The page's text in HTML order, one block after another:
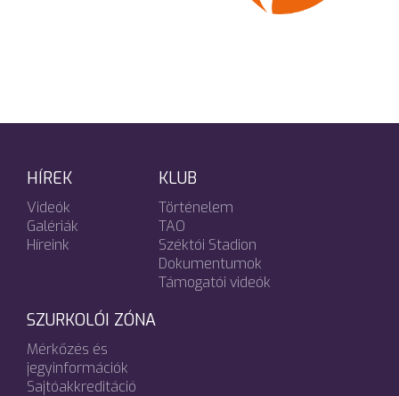
HÍREK
Videók
Galériák
Híreink
KLUB
Történelem
TAO
Széktói Stadion
Dokumentumok
Támogatói videók
SZURKOLÓI ZÓNA
Mérkőzés és
jegyinformációk
Sajtóakkreditáció